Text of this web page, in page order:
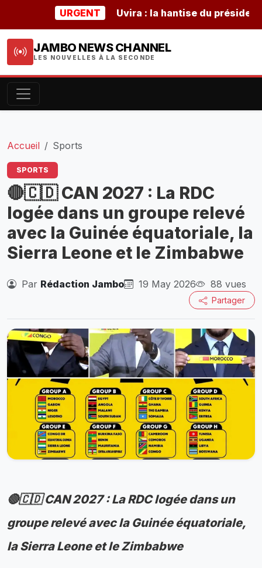
URGENT Uvira : la hantise du président
JAMBO NEWS CHANNEL
LES NOUVELLES À LA SECONDE
Accueil Sports
SPORTS
🔴🇨🇩 CAN 2027 : La RDC
logée dans un groupe relevé
avec la Guinée équatoriale, la
Sierra Leone et le Zimbabwe
Par Rédaction Jambo 19 May 2026 88 vues
Partager
🔴🇨🇩 CAN 2027 : La RDC logée dans un
groupe relevé avec la Guinée équatoriale,
la Sierra Leone et le Zimbabwe